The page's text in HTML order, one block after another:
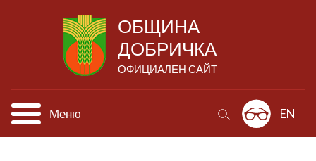
ОБЩИНА
ДОБРИЧКА
ОФИЦИАЛЕН САЙТ
Меню EN